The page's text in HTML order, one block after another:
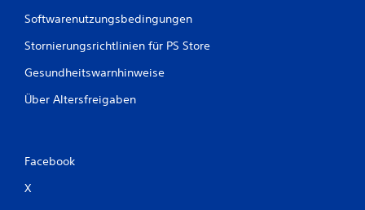
Softwarenutzungsbedingungen
Stornierungsrichtlinien für PS Store
Gesundheitswarnhinweise
Über Altersfreigaben
Facebook
X